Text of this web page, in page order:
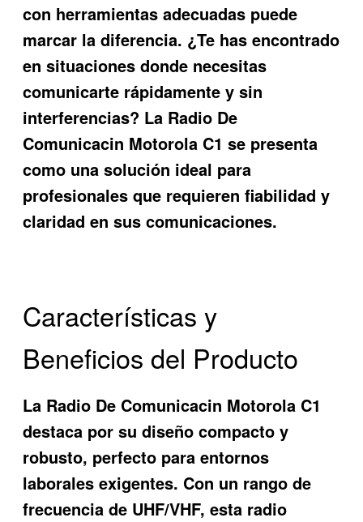
con herramientas adecuadas puede
marcar la diferencia. ¿Te has encontrado
en situaciones donde necesitas
comunicarte rápidamente y sin
interferencias? La Radio De
Comunicacin Motorola C1 se presenta
como una solución ideal para
profesionales que requieren fiabilidad y
claridad en sus comunicaciones.
Características y
Beneficios del Producto
La Radio De Comunicacin Motorola C1
destaca por su diseño compacto y
robusto, perfecto para entornos
laborales exigentes. Con un rango de
frecuencia de UHF/VHF, esta radio